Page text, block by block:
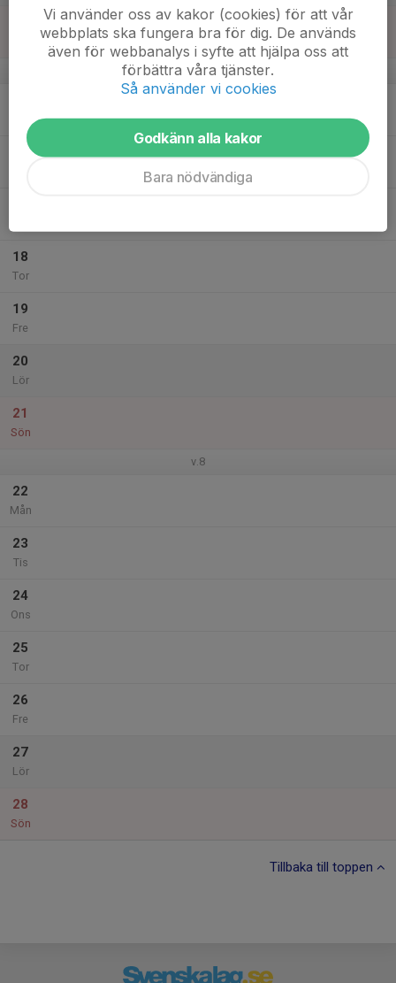
v.7
18
Tor
19
Fre
20
Lör
21
Sön
v.8
22
Mån
23
Tis
24
Ons
25
Tor
26
Fre
27
Lör
28
Sön
Tillbaka till toppen
Vi använder oss av kakor (cookies) för att vår
webbplats ska fungera bra för dig. De används
även för webbanalys i syfte att hjälpa oss att
förbättra våra tjänster.
Så använder vi cookies
Godkänn alla kakor
Bara nödvändiga